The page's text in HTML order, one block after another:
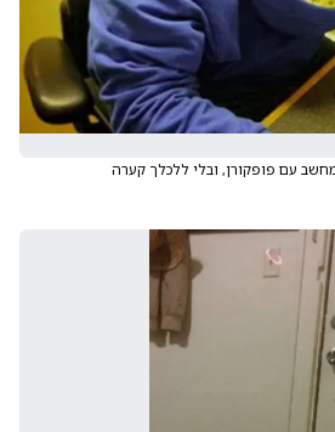
עם פופקורן, ובלי ללכלך קערה